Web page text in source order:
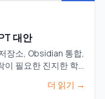
대안
장소, Obsidian 통합,
이 필요한 진지한 학
더 읽기 →